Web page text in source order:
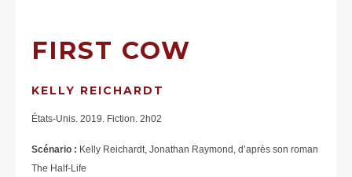
FIRST COW
KELLY REICHARDT
États-Unis. 2019. Fiction. 2h02
Scénario : Kelly Reichardt, Jonathan Raymond, d’après son roman
The Half-Life